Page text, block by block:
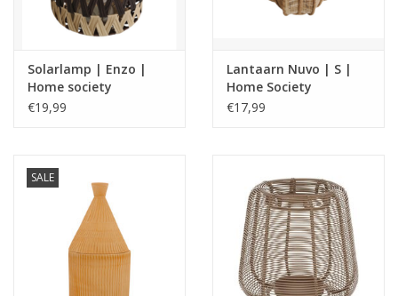
Solarlamp | Enzo |
Home society
€19,99
Lantaarn Nuvo | S |
Home Society
€17,99
SALE